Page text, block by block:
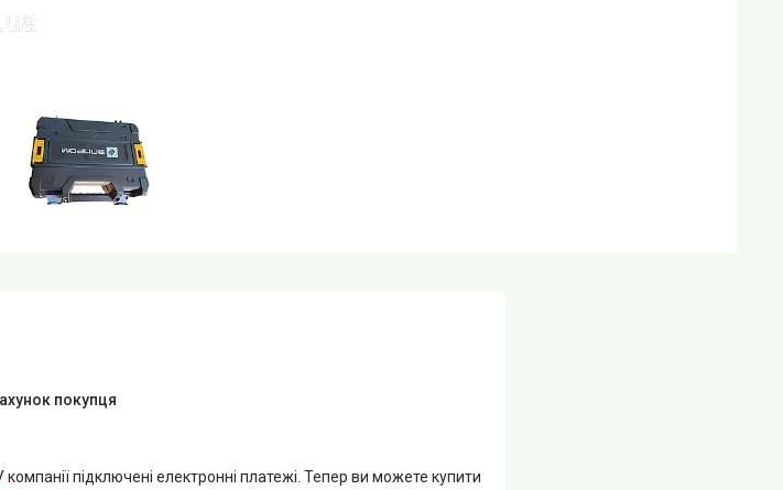
покупця
компанії підключені електронні платежі. Тепер ви можете купити